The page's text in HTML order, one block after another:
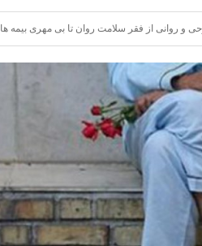
و روانی از فقر سلامت روان تا بی مهری بیمه ها